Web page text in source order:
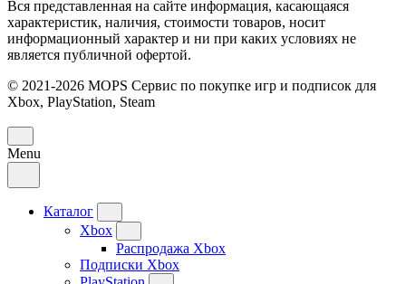
Вся представленная на сайте информация, касающаяся
характеристик, наличия, стоимости товаров, носит
информационный характер и ни при каких условиях не
является публичной офертой.
© 2021-2026 MOPS Сервис по покупке игр и подписок для
Xbox, PlayStation, Steam
Menu
Каталог
Xbox
Распродажа Xbox
Подписки Xbox